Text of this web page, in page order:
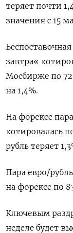
теряет почти
значения с 15
завтра«
Мосбирже по
на 1,4%.
На форексе
котировалась
рубль теряет
Пара ​евро/
на форексе по
Ключевым
неделе будет